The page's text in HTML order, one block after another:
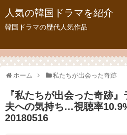
人気の韓国ドラマを紹介
韓国ドラマの歴代人気作品
ホーム 私たちが出会った奇跡
『私たちが出会った奇跡
夫への気持ち…視聴率
20180516